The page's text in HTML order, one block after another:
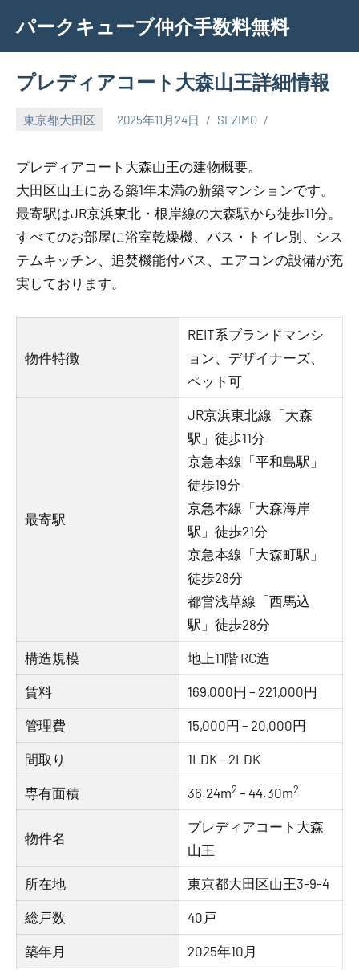
content
パークキューブ仲介手数料無料
プレディアコート大森山王詳細情報
東京都大田区 2025年11月24日 SEZIMO
プレディアコート大森山王の建物概要。
大田区山王にある築1年未満の新築マンションです。
最寄駅はJR京浜東北・根岸線の大森駅から徒歩11分。
すべてのお部屋に浴室乾燥機、バス・トイレ別、シス
テムキッチン、追焚機能付バス、エアコンの設備が充
実しております。
物件特徴
REIT系ブランドマンシ
ョン、デザイナーズ、
ペット可
最寄駅
JR京浜東北線「大森
駅」徒歩11分
京急本線「平和島駅」
徒歩19分
京急本線「大森海岸
駅」徒歩21分
京急本線「大森町駅」
徒歩28分
都営浅草線「西馬込
駅」徒歩28分
構造規模 地上11階 RC造
賃料 169,000円 – 221,000円
管理費 15,000円 – 20,000円
間取り 1LDK – 2LDK
専有面積 36.24m2 – 44.30m2
物件名
プレディアコート大森
山王
所在地 東京都大田区山王3-9-4
総戸数 40戸
築年月 2025年10月